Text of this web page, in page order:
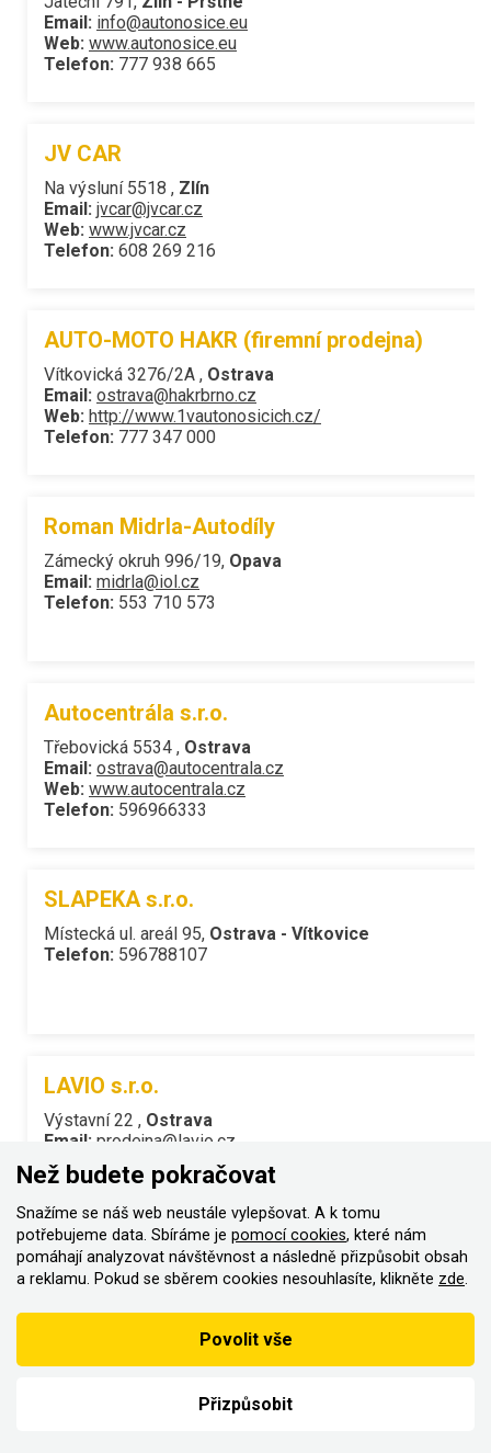
Email: info@autonosice.eu
Web: www.autonosice.eu
Telefon: 777 938 665
JV CAR
Na výsluní 5518 , Zlín
Email: jvcar@jvcar.cz
Web: www.jvcar.cz
Telefon: 608 269 216
AUTO-MOTO HAKR (firemní prodejna)
Vítkovická 3276/2A , Ostrava
Email: ostrava@hakrbrno.cz
Web: http://www.1vautonosicich.cz/
Telefon: 777 347 000
Roman Midrla-Autodíly
Zámecký okruh 996/19, Opava
Email: midrla@iol.cz
Telefon: 553 710 573
Autocentrála s.r.o.
Třebovická 5534 , Ostrava
Email: ostrava@autocentrala.cz
Web: www.autocentrala.cz
Telefon: 596966333
SLAPEKA s.r.o.
Místecká ul. areál 95, Ostrava - Vítkovice
Telefon: 596788107
LAVIO s.r.o.
Výstavní 22 , Ostrava
Email: prodejna@lavio.cz
Telefon:
596 623 311,60437947
AUTOREMONT - Petr Luzar
luzar.petr@seznam.cz
www.autoremont.cz
Telefon:596626974,603287955
Než budete pokračovat
Snažíme se náš web neustále vylepšovat. A k tomu
potřebujeme data. Sbíráme je pomocí cookies, které nám
pomáhají analyzovat návštěvnost a následně přizpůsobit obsah
a reklamu. Pokud se sběrem cookies nesouhlasíte, klikněte zde.
Přizpůsobit
Povolit vše